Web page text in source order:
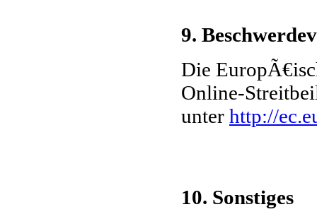
9.
Die
Online-
unter http://
10. Sonstiges